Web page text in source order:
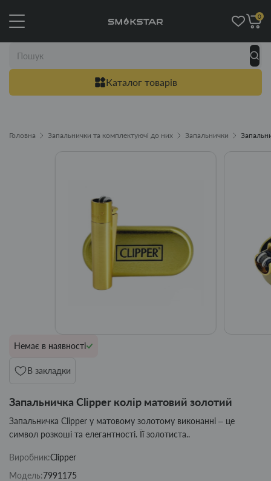
Каталог товарів
0
Головна Запальнички та комплектуючі до них Запальнички
Немає в наявності
В закладки
Запальничка Clipper колір матовий золотий
Запальничка Clipper у матовому золотому виконанні – це
символ розкоші та елегантності. Її золотиста..
Виробник:Clipper
Модель:7991175